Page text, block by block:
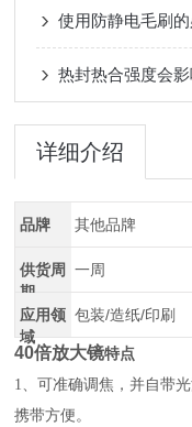
使用防静电毛刷
热封热合强度会
详细介绍
品牌 其他品牌
供货周
期
一周
应用领
域
包装/造纸/印刷
40倍放大镜特点
1、可准确调焦，并自带
携带方便。